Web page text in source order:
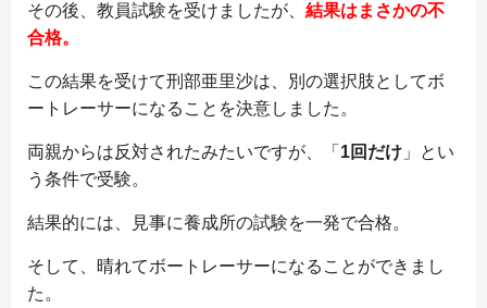
その後、教員試験を受けましたが、 結果はまさかの不
合格。
この結果を受けて刑部亜里沙は、別の選択肢としてボ
ートレーサーになることを決意しました。
両親からは反対されたみたいですが、「 1回だけ 」とい
う条件で受験。
結果的には、見事に養成所の試験を一発で合格。
そして、晴れてボートレーサーになることができまし
た。